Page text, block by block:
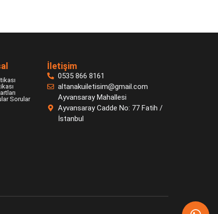
Sorular
İletişim
0535 866 8161
altanakuiletisim@gmail.com
Ayvansaray Mahallesi
Ayvansaray Cadde No: 77 Fatih /
İstanbul